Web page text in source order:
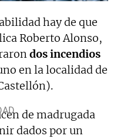
hay de que
Roberto Alonso,
dos incendios
en la localidad de
de madrugada
dados por un